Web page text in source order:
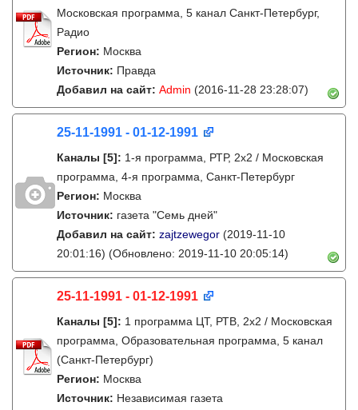
Московская программа, 5 канал Санкт-Петербург,
Радио
Регион: Москва
Источник: Правда
Добавил на сайт: Admin (2016-11-28 23:28:07)
25-11-1991 - 01-12-1991
Каналы [5]: 1-я программа, РТР, 2х2 / Московская
программа, 4-я программа, Санкт-Петербург
Регион: Москва
Источник: газета "Семь дней"
Добавил на сайт: zajtzewegor (2019-11-10
20:01:16) (Обновлено: 2019-11-10 20:05:14)
25-11-1991 - 01-12-1991
Каналы [5]: 1 программа ЦТ, РТВ, 2х2 / Московская
программа, Образовательная программа, 5 канал
(Санкт-Петербург)
Регион: Москва
Источник: Независимая газета